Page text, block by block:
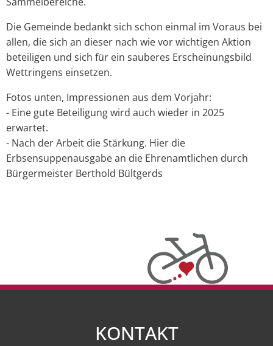
Die Gemeinde bedankt sich schon einmal im Voraus bei
allen, die sich an dieser nach wie vor wichtigen Aktion
beteiligen und sich für ein sauberes Erscheinungsbild
Wettringens einsetzen.
Fotos unten, Impressionen aus dem Vorjahr:
- Eine gute Beteiligung wird auch wieder in 2025
erwartet.
- Nach der Arbeit die Stärkung. Hier die
Erbsensuppenausgabe an die Ehrenamtlichen durch
Bürgermeister Berthold Bültgerds
KONTAKT